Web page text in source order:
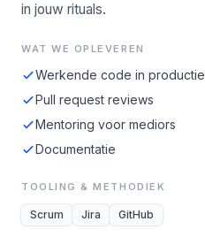
in jouw rituals.
WAT WE OPLEVEREN
Werkende code in productie
Pull request reviews
Mentoring voor mediors
Documentatie
TOOLING & METHODIEK
Scrum Jira GitHub